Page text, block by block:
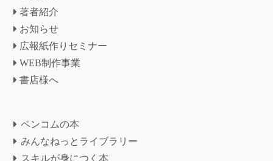
著者紹介
お知らせ
広報紙作りセミナー
WEB制作事業
書店様へ
ペンコムの本
みんなねっとライブラリー
スキルが身につく本